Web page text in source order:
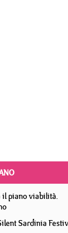
il piano viabilità.
Sardinia